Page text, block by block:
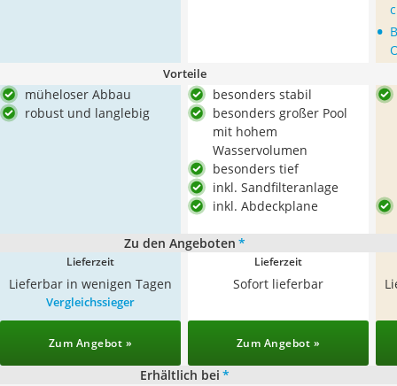
•
Vorteile
müheloser Abbau
robust und langlebig
besonders stabil
besonders großer Pool
mit hohem
Wasservolumen
besonders tief
inkl. Sandfilteranlage
inkl. Abdeckplane
Zu den Angeboten *
Lieferzeit
Lieferbar in wenigen Tagen
Lieferzeit
Sofort lieferbar
Vergleichssieger
Zum Angebot » Zum Angebot »
Erhältlich bei *